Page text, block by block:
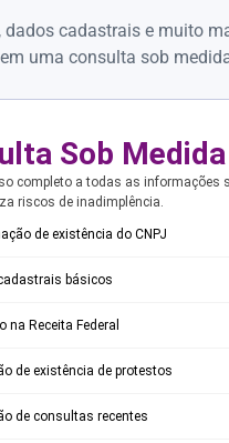
cadastrais e muito
uma consulta sob
Sob Medida
completo a todas as informações
riscos de inadimplência.
de existência do CNPJ
básicos
na Receita Federal
de existência de protestos
de consultas recentes